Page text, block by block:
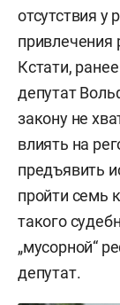
отсутствия у
привлечения
Кстати,
депутат
закону не
влиять на
предъявить
пройти семь
такого
„мусорной“
депутат.